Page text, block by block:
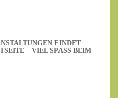
FINDET
– VIEL SPASS BEIM S